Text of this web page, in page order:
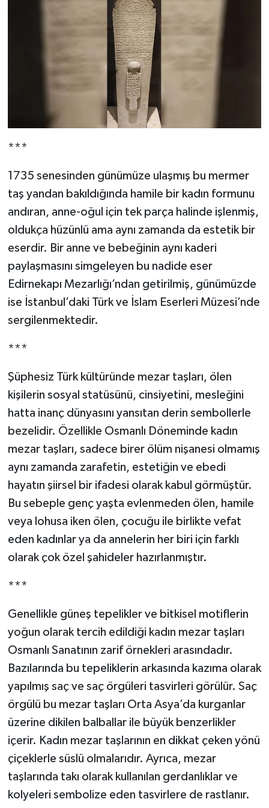
***
1735 senesinden günümüze ulaşmış bu mermer
taş yandan bakıldığında hamile bir kadın formunu
andıran, anne-oğul için tek parça halinde işlenmiş,
oldukça hüzünlü ama aynı zamanda da estetik bir
eserdir. Bir anne ve bebeğinin aynı kaderi
paylaşmasını simgeleyen bu nadide eser
Edirnekapı Mezarlığı’ndan getirilmiş, günümüzde
ise İstanbul’daki Türk ve İslam Eserleri Müzesi’nde
sergilenmektedir.
***
Şüphesiz Türk kültüründe mezar taşları, ölen
kişilerin sosyal statüsünü, cinsiyetini, mesleğini
hatta inanç dünyasını yansıtan derin sembollerle
bezelidir. Özellikle Osmanlı Döneminde kadın
mezar taşları, sadece birer ölüm nişanesi olmamış
aynı zamanda zarafetin, estetiğin ve ebedi
hayatın şiirsel bir ifadesi olarak kabul görmüştür.
Bu sebeple genç yaşta evlenmeden ölen, hamile
veya lohusa iken ölen, çocuğu ile birlikte vefat
eden kadınlar ya da annelerin her biri için farklı
olarak çok özel şahideler hazırlanmıştır.
***
Genellikle güneş tepelikler ve bitkisel motiflerin
yoğun olarak tercih edildiği kadın mezar taşları
Osmanlı Sanatının zarif örnekleri arasındadır.
Bazılarında bu tepeliklerin arkasında kazıma olarak
yapılmış saç ve saç örgüleri tasvirleri görülür. Saç
örgülü bu mezar taşları Orta Asya’da kurganlar
üzerine dikilen balballar ile büyük benzerlikler
içerir. Kadın mezar taşlarının en dikkat çeken yönü
çiçeklerle süslü olmalarıdır. Ayrıca, mezar
taşlarında takı olarak kullanılan gerdanlıklar ve
kolyeleri sembolize eden tasvirlere de rastlanır.